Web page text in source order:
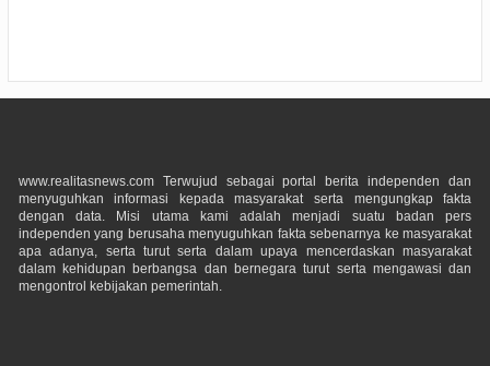
www.realitasnews.com Terwujud sebagai portal berita independen dan
menyuguhkan informasi kepada masyarakat serta mengungkap fakta
dengan data. Misi utama kami adalah menjadi suatu badan pers
independen yang berusaha menyuguhkan fakta sebenarnya ke masyarakat
apa adanya, serta turut serta dalam upaya mencerdaskan masyarakat
dalam kehidupan berbangsa dan bernegara turut serta mengawasi dan
mengontrol kebijakan pemerintah.